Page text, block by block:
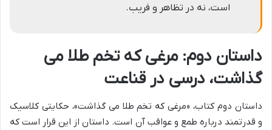
است، نه در تظاهر و فریب.
داستان دوم: مرغی که تخم طلا می
گذاشت، درسی در قناعت
داستان دوم کتاب، «مرغی که تخم طلا می گذاشت»، حکایتی کلاسیک
و قدرتمند درباره طمع و عواقب آن است. داستان از این قرار است که